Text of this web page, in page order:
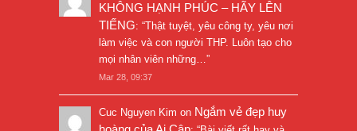
KHÔNG HẠNH PHÚC – HÃY LÊN
TIẾNG: “Thật tuyệt, yêu công ty, yêu nơi
làm việc và con người THP. Luôn tạo cho
mọi nhân viên những…”
Mar 28, 09:37
Cuc Nguyen Kim on Ngắm vẻ đẹp huy